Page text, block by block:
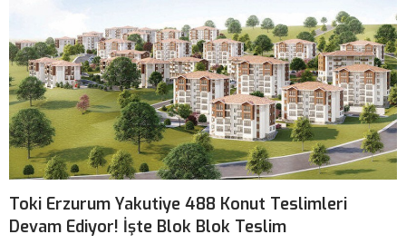
Toki Erzurum Yakutiye 488 Konut Teslimleri
Devam Ediyor! İşte Blok Blok Teslim